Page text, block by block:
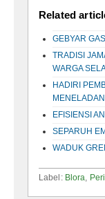
Related
GEBYAR
TRADISI
WARGA
HADIRI
EFISIENSI
SEPARUH
WADUK
Label: Blora